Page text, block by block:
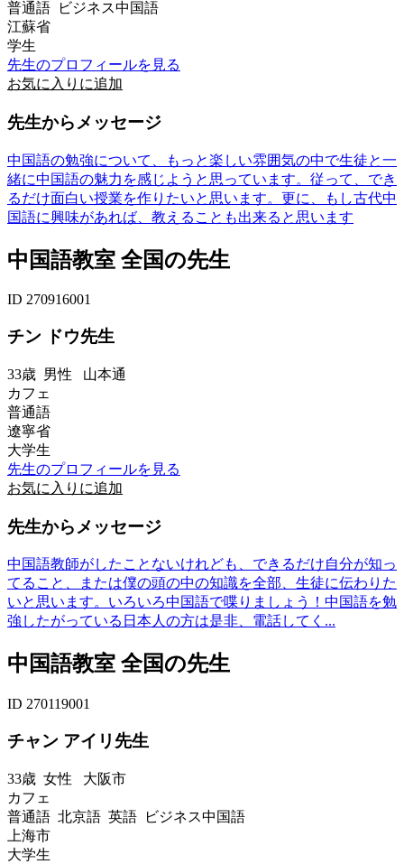
普通語 ビジネス中国語
江蘇省
学生
先生のプロフィールを見る
お気に入りに追加
先生からメッセージ
中国語の勉強について、もっと楽しい雰囲気の中で生徒と一
緒に中国語の魅力を感じようと思っています。従って、でき
るだけ面白い授業を作りたいと思います。更に、もし古代中
国語に興味があれば、教えることも出来ると思います
中国語教室 全国の先生
ID 270916001
チン ドウ先生
33歳 男性 山本通
カフェ
普通語
遼寧省
大学生
先生のプロフィールを見る
お気に入りに追加
先生からメッセージ
中国語教師がしたことないけれども、できるだけ自分が知っ
てること、または僕の頭の中の知識を全部、生徒に伝わりた
いと思います。いろいろ中国語で喋りましょう！中国語を勉
強したがっている日本人の方は是非、電話してく...
中国語教室 全国の先生
ID 270119001
チャン アイリ先生
33歳 女性 大阪市
カフェ
普通語 北京語 英語 ビジネス中国語
上海市
大学生